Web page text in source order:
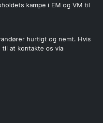
kampe i EM og VM til
hurtigt og nemt. Hvis
til at kontakte os via